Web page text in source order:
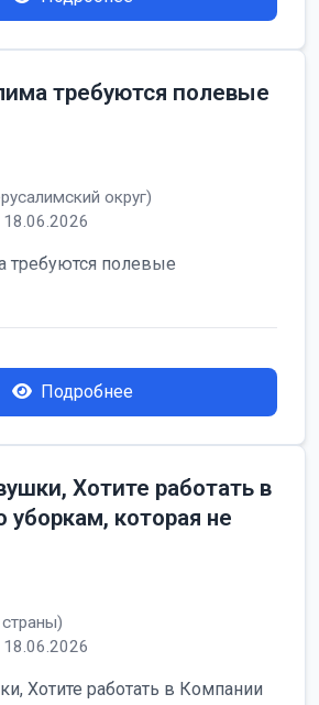
требуются полевые
округ)
требуются полевые
Подробнее
Хотите работать в
уборкам, которая не
Хотите работать в Компании